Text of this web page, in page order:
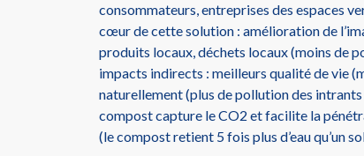
consommateurs, entreprises des espaces
cœur de cette solution : amélioration de
produits locaux, déchets locaux (moins de
impacts indirects : meilleurs qualité de vie
naturellement (plus de pollution des
compost capture le CO2 et facilite la
(le compost retient 5 fois plus d’eau qu’un